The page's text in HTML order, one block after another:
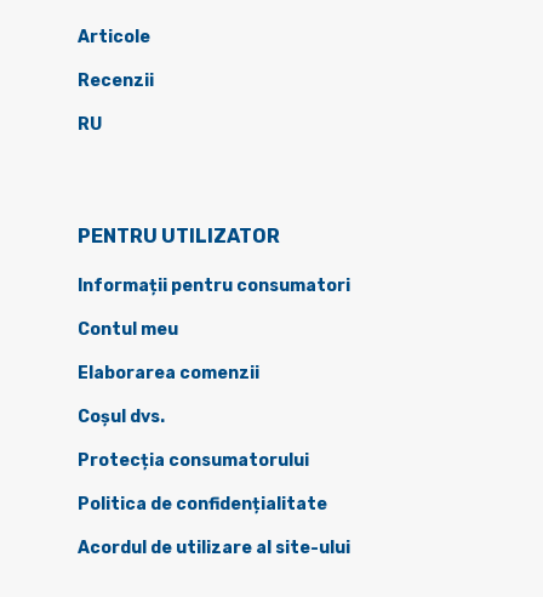
Articole
Recenzii
RU
PENTRU UTILIZATOR
Informații pentru consumatori
Contul meu
Elaborarea comenzii
Coșul dvs.
Protecția consumatorului
Politica de confidențialitate
Acordul de utilizare al site-ului